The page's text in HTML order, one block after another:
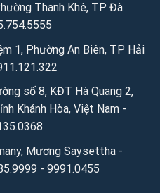
Thanh Khê, TP Đà
1, Phường An Biên, TP Hải
số 8, KĐT Hà Quang 2,
Khánh Hòa, Việt Nam -
Mương Saysettha -
- 9991.0455